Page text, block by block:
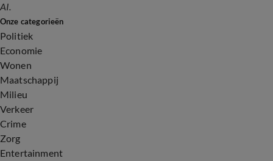
AI.
Onze categorieën
Politiek
Economie
Wonen
Maatschappij
Milieu
Verkeer
Crime
Zorg
Entertainment